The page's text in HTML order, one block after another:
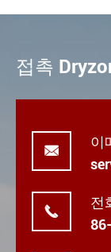
접촉

이

전